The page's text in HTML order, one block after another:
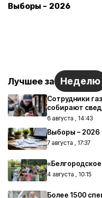
Выборы – 2026
Лучшее за Неделю
Сотрудники
собирают
6 августа , 14:43
Выборы – 2026
7 августа , 17:37
4 августа , 10:15
Более 1500